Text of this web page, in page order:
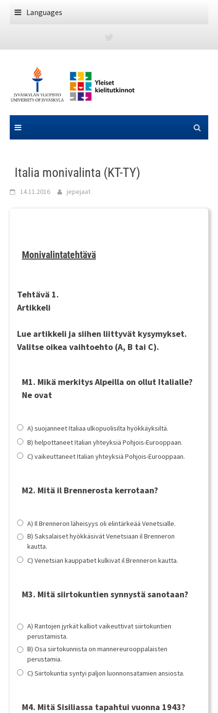
Languages
Italia monivalinta (KT-TY)
14.11.2016 jepejaat
Monivalintatehtävä
Tehtävä 1.
Artikkeli
Lue artikkeli ja siihen liittyvät kysymykset.
Valitse oikea vaihtoehto (A, B tai C).
M1. Mikä merkitys Alpeilla on ollut Italialle?
Ne ovat
A) suojanneet Italiaa ulkopuolisilta hyökkäyksiltä.
B) helpottaneet Italian yhteyksiä Pohjois-Eurooppaan.
C) vaikeuttaneet Italian yhteyksiä Pohjois-Eurooppaan.
M2. Mitä il Brennerosta kerrotaan?
A) Il Brenneron läheisyys oli elintärkeää Venetsialle.
B) Saksalaiset hyökkäsivät Venetsiaan il Brenneron
kautta.
C) Venetsian kauppatiet kulkivat il Brenneron kautta.
M3. Mitä siirtokuntien synnystä sanotaan?
A) Rantojen jyrkät kalliot vaikeuttivat siirtokuntien
perustamista.
B) Osa siirtokunnista on mannereurooppalaisten
perustamia.
C) Siirtokuntia syntyi paljon luonnonsatamien ansiosta.
M4. Mitä Sisiliassa tapahtui vuonna 1943?